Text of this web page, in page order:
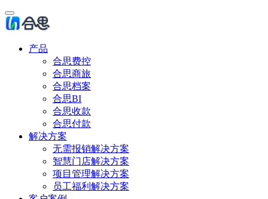
产品
合思费控
合思商旅
合思档案
合思BI
合思收款
合思付款
解决方案
无需报销解决方案
智慧门店解决方案
项目管理解决方案
员工福利解决方案